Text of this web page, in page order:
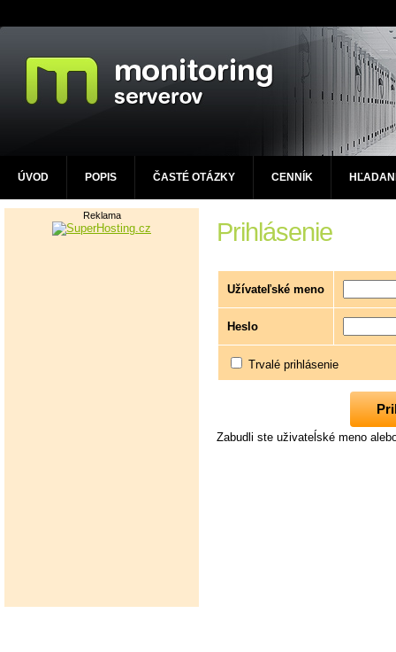
ÚVOD POPIS ČASTÉ OTÁZKY CENNÍK
Reklama
Prihlásenie
Užívateľské meno
Heslo
Trvalé prihlásenie
Zabudli ste uživateĺské meno